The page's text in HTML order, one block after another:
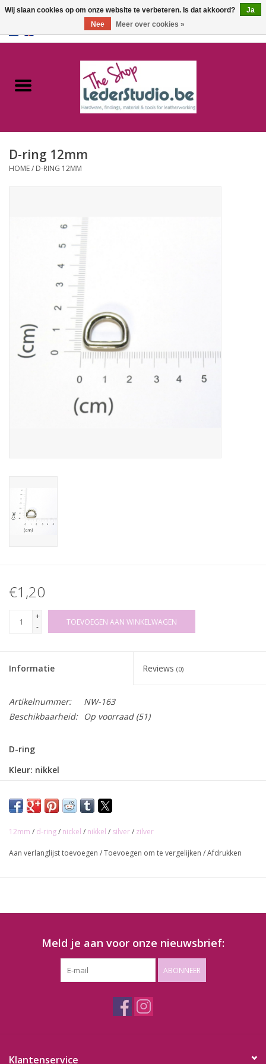
Catalogus
FAQ
D-ring 12mm
HOME/ D-RING 12MM
€1,20
+
-
TOEVOEGEN AAN WINKELWAGEN
Informatie Reviews (0)
Artikelnummer:
NW-163
Beschikbaarheid:
Op voorraad(51)
D-ring
Kleur: nikkel
12mm / d-ring/ nickel / nikkel / silver/ zilver
Aan verlanglijst toevoegen /Toevoegen om te vergelijken /Afdrukken
Meld je aan voor onze nieuwsbrief:
ABONNEER
Klantenservice
Wij slaan cookies op om onze website te verbeteren. Is dat akkoord?
Ja
Nee
Meer over cookies »